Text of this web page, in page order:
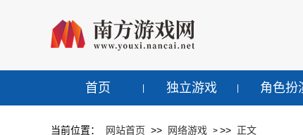
首页 独立游戏 角色扮
当前位置： 网站首页 >> 网络游戏 > >> 正文